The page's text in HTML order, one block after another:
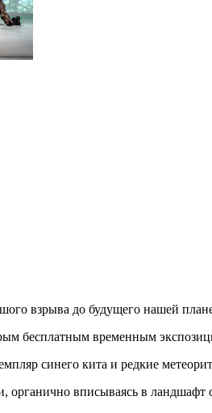
взрыва до будущего нашей
бесплатным временным
синего кита и редкие
вписываясь в ландшафт